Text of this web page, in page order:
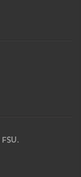
r
l
FSU.